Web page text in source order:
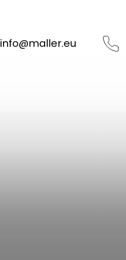
info@maller.eu